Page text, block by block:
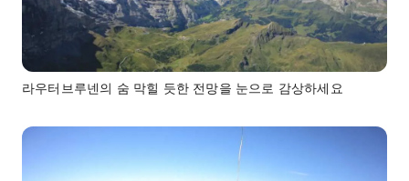
라우터브루넨의 숨 막힐 듯한 전망을 눈으로 감상하세요